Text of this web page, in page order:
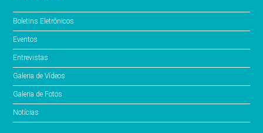
Boletins Eletrônicos
Eventos
Entrevistas
Galeria de Vídeos
Galeria de Fotos
Notícias